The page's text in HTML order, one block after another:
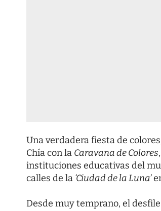
Una verdadera fiesta de
Chía con la Caravana de Colores
instituciones educativas del
calles de la ‘Ciudad de la Luna’
Desde muy temprano, el